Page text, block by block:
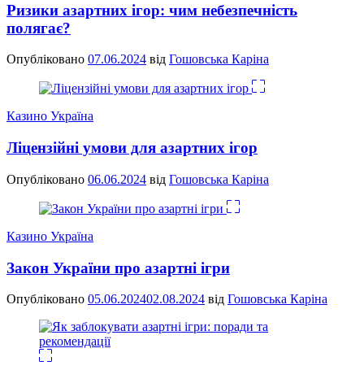
Ризики азартних ігор: чим небезпечність
полягає?
Опубліковано 07.06.2024 від Гошовська Каріна
Казино Україна
Ліцензійні умови для азартних ігор
Опубліковано 06.06.2024 від Гошовська Каріна
Казино Україна
Закон України про азартні ігри
Опубліковано 05.06.202402.08.2024 від Гошовська Каріна